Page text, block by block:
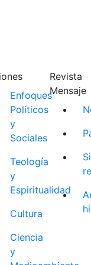
Enfoques
Políticos
y
Sociales
Teología
y
Espiritualidad
Cultura
Ciencia
y
Revista
Mensaje